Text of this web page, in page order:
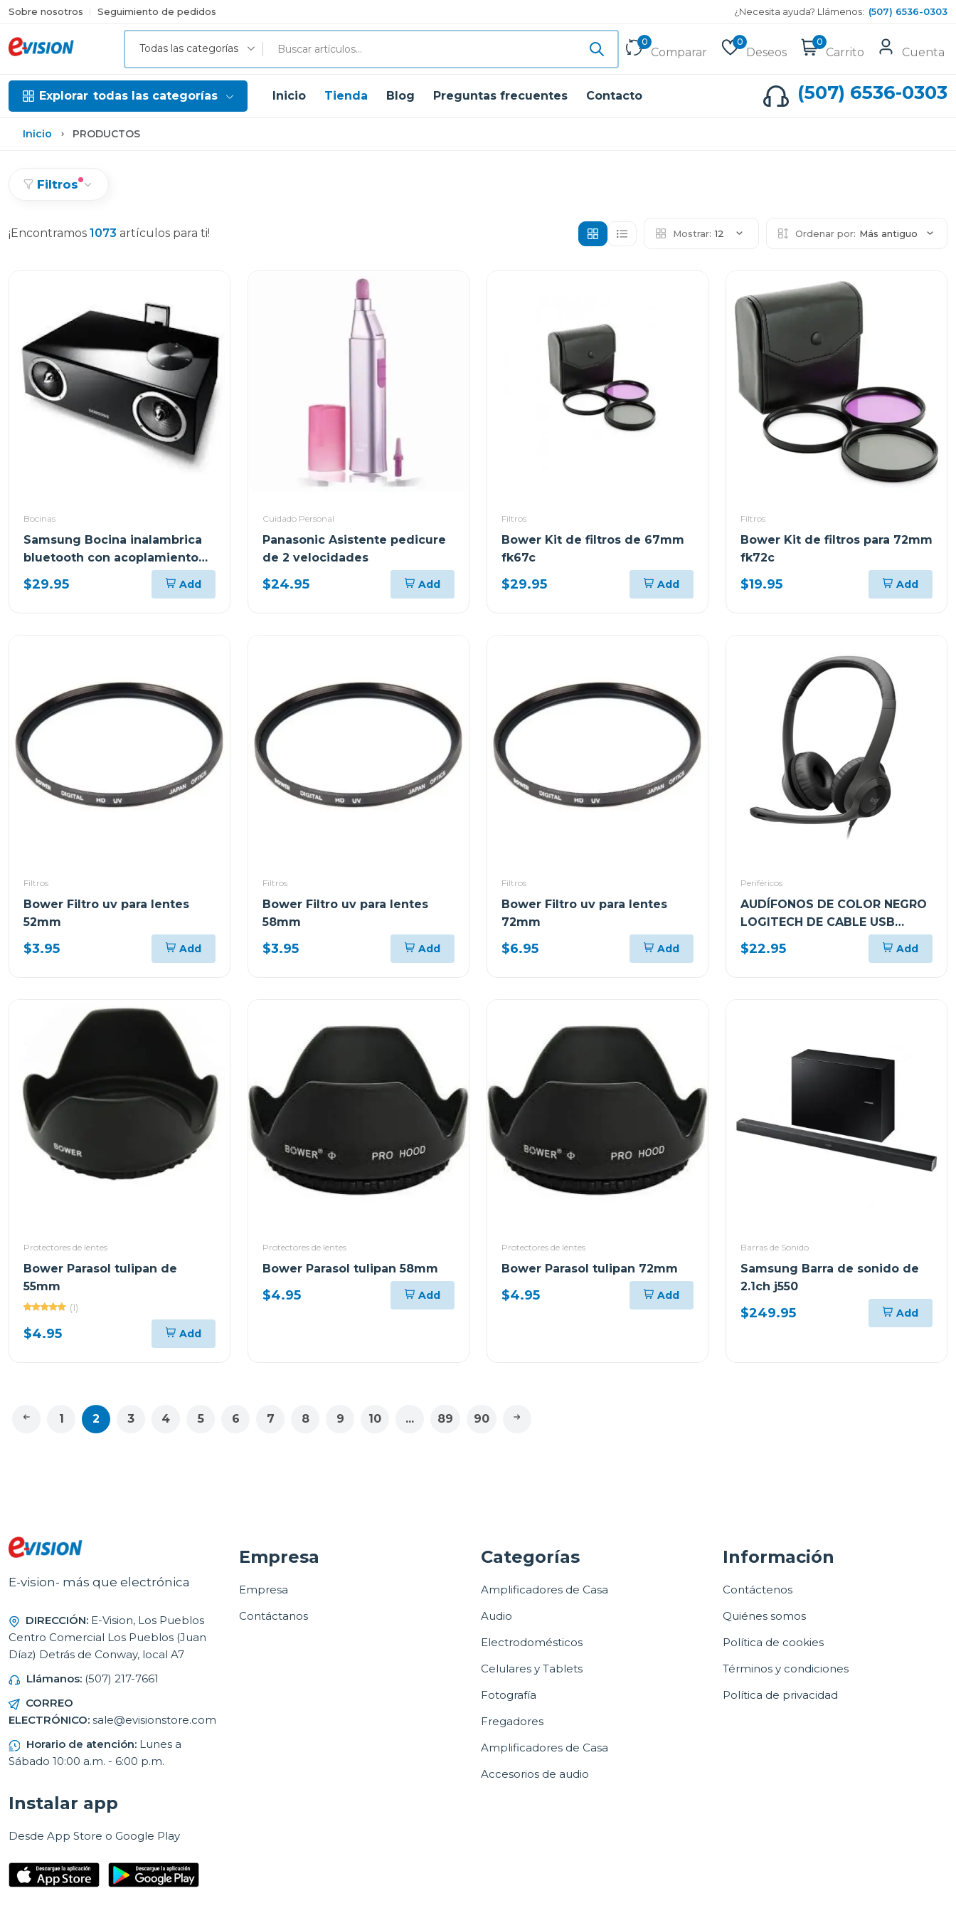
Sobre nosotros Seguimiento de pedidos ¿Necesita ayuda? Llámenos: (507) 6536-0303
Todas las categorías
0
Comparar
0
Deseos
0
Carrito Cuenta
Explorar todas las categorías Inicio Tienda Blog Preguntas frecuentes Contacto (507) 6536-0303
Inicio PRODUCTOS
Filtros
¡Encontramos 1073 artículos para ti! Mostrar: 12 Ordenar por: Más antiguo
Bocinas
Samsung Bocina inalambrica
bluetooth con acoplamiento
dae570
$29.95 Add
Cuidado Personal
Panasonic Asistente pedicure
de 2 velocidades
$24.95 Add
Filtros
Bower Kit de filtros de 67mm
fk67c
$29.95 Add
Filtros
Bower Kit de filtros para 72mm
fk72c
$19.95 Add
Filtros
Bower Filtro uv para lentes
52mm
$3.95 Add
Filtros
Bower Filtro uv para lentes
58mm
$3.95 Add
Filtros
Bower Filtro uv para lentes
72mm
$6.95 Add
Periféricos
AUDÍFONOS DE COLOR NEGRO
LOGITECH DE CABLE USB
TIPO-A CON MICROFONO PARA
COMPUTADORAS H390
$22.95 Add
Protectores de lentes
Bower Parasol tulipan de
55mm
(1)
$4.95 Add
Protectores de lentes
Bower Parasol tulipan 58mm
$4.95 Add
Protectores de lentes
Bower Parasol tulipan 72mm
$4.95 Add
Barras de Sonido
Samsung Barra de sonido de
2.1ch j550
$249.95 Add
1 2 3 4 5 6 7 8 9 10 ... 89 90
E-vision- más que electrónica
DIRECCIÓN: E-Vision, Los Pueblos
Centro Comercial Los Pueblos (Juan
Díaz) Detrás de Conway, local A7
Llámanos: (507) 217-7661
CORREO
ELECTRÓNICO: sale@evisionstore.com
Horario de atención: Lunes a
Sábado 10:00 a.m. - 6:00 p.m.
Empresa
Empresa
Contáctanos
Categorías
Amplificadores de Casa
Audio
Electrodomésticos
Celulares y Tablets
Fotografía
Fregadores
Amplificadores de Casa
Accesorios de audio
Información
Contáctenos
Quiénes somos
Política de cookies
Términos y condiciones
Política de privacidad
Instalar app
Desde App Store o Google Play